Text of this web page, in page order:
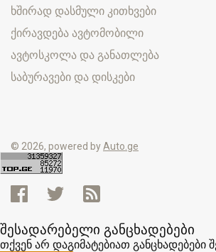
ხშირად დასმული კითხვები
ქირავდება ავტომობილი
ავტოსკოლა და განათლება
საბურავები და დისკები
© 2026, powered byAuto.ge
შესადარებელი განცხადებები
თქვენ არ დაგიმატებიათ განცხადებები